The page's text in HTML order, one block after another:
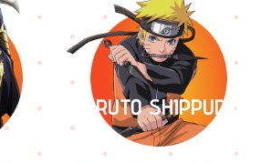
NARUTO SHIPPUDEN